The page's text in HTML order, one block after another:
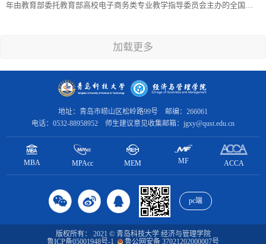
年由教育部委托教育部高校电子商务类专业教学指导委员会主办的全国性
维、创业能力以及团队协同实战精神的比赛。大赛的目的是强化创新意
识、引导创意思维、锻炼创业能力、倡导团队精神。大赛的价值是促进教
加载更多
地址：青岛市崂山区松岭路99号 邮编：266061
电话：0532-88958952 师生建议意见收集邮箱：jgxy@qust.edu.cn
MBA MPAcc MEM MF ACCA
pc端
版权所有： 2021 © 青岛科技大学 经济与管理学院
鲁ICP备05001948号-1
鲁公网安备 37021202000007号